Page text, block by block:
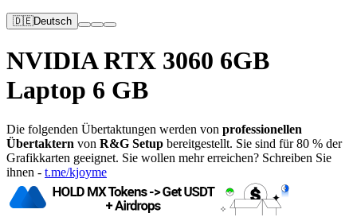
🇩🇪Deutsch
NVIDIA RTX 3060 6GB
Laptop 6 GB
Die folgenden Übertaktungen werden von professionellen
Übertaktern von R&G Setup bereitgestellt. Sie sind für 80 % der
Grafikkarten geeignet. Sie wollen mehr erreichen? Schreiben Sie
ihnen - t.me/kjoyme